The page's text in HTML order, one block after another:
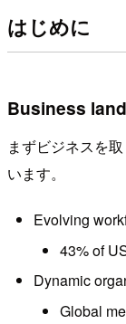
はじめに
Business
まずビジネスを
います。
Evolving
43% of
Dynamic
Global